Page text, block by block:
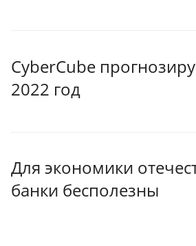
CyberCube
2022 год
Для экономики
банки бесполезны